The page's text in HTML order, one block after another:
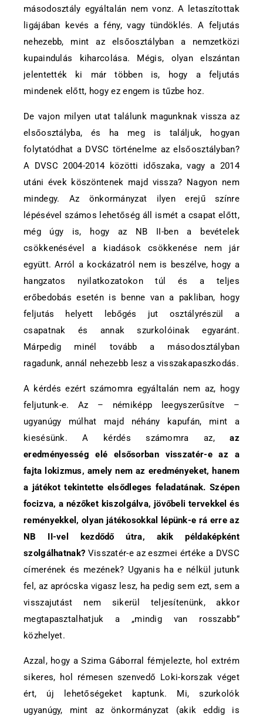
másodosztály egyáltalán nem vonz. A letaszítottak
ligájában kevés a fény, vagy tündöklés. A feljutás
nehezebb, mint az elsőosztályban a nemzetközi
kupaindulás kiharcolása. Mégis, olyan elszántan
jelentették ki már többen is, hogy a feljutás
mindenek előtt, hogy ez engem is tűzbe hoz.
De vajon milyen utat találunk magunknak vissza az
elsőosztályba, és ha meg is találjuk, hogyan
folytatódhat a DVSC történelme az elsőosztályban?
A DVSC 2004-2014 közötti időszaka, vagy a 2014
utáni évek köszöntenek majd vissza? Nagyon nem
mindegy. Az önkormányzat ilyen erejű színre
lépésével számos lehetőség áll ismét a csapat előtt,
még úgy is, hogy az NB II-ben a bevételek
csökkenésével a kiadások csökkenése nem jár
együtt. Arról a kockázatról nem is beszélve, hogy a
hangzatos nyilatkozatokon túl és a teljes
erőbedobás esetén is benne van a pakliban, hogy
feljutás helyett lebőgés jut osztályrészül a
csapatnak és annak szurkolóinak egyaránt.
Márpedig minél tovább a másodosztályban
ragadunk, annál nehezebb lesz a visszakapaszkodás.
A kérdés ezért számomra egyáltalán nem az, hogy
feljutunk-e. Az – némiképp leegyszerűsítve –
ugyanúgy múlhat majd néhány kapufán, mint a
kiesésünk. A kérdés számomra az,az
eredményesség elé elsősorban visszatér-e az a
fajta lokizmus, amely nem az eredményeket, hanem
a játékot tekintette elsődleges feladatának. Szépen
focizva, a nézőket kiszolgálva, jövőbeli tervekkel és
reményekkel, olyan játékosokkal lépünk-e rá erre az
NB II-vel kezdődő útra, akik példaképként
szolgálhatnak? Visszatér-e az eszmei értéke a DVSC
címerének és mezének? Ugyanis ha e nélkül jutunk
fel, az aprócska vigasz lesz, ha pedig sem ezt, sem a
visszajutást nem sikerül teljesítenünk, akkor
megtapasztalhatjuk a „mindig van rosszabb”
közhelyet.
Azzal, hogy a Szima Gáborral fémjelezte, hol extrém
sikeres, hol rémesen szenvedő Loki-korszak véget
ért, új lehetőségeket kaptunk. Mi, szurkolók
ugyanúgy, mint az önkormányzat (akik eddig is